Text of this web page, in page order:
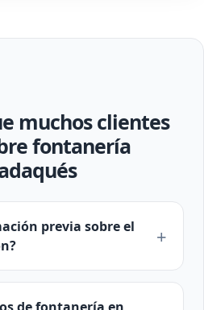
muchos clientes
fontanería
previa sobre el